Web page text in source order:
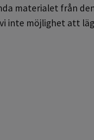
materialet från
inte möjlighet att